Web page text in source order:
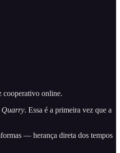
cooperativo online.
Quarry. Essa é a primeira vez que a
— herança direta dos tempos